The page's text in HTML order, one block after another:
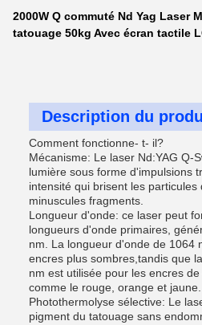
2000W Q commuté Nd Yag Laser
tatouage 50kg Avec écran tactile
Description du
Comment fonctionne- t- il?
Mécanisme: Le laser Nd:YAG Q-
lumière sous forme d'impulsions
intensité qui brisent les
minuscules fragments.
Longueur d'onde: ce laser peut
longueurs d'onde primaires,
nm. La longueur d'onde de 1064
encres plus sombres,tandis que
nm est utilisée pour les encres
comme le rouge, orange et jaune.
Photothermolyse sélective: Le
pigment du tatouage sans